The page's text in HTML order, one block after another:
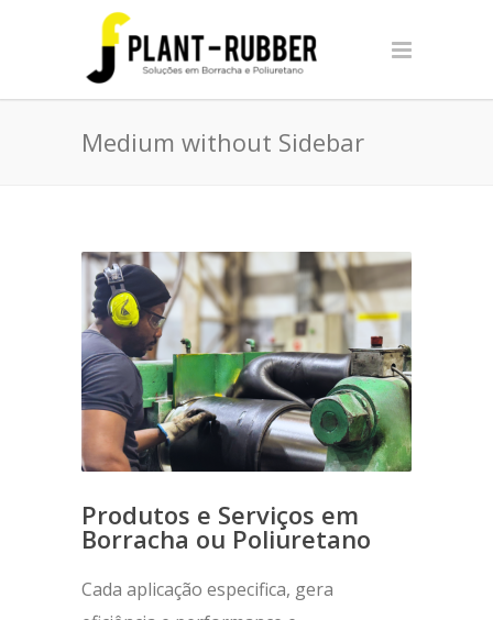
Medium without Sidebar
Produtos e Serviços em
Borracha ou Poliuretano
Cada aplicação especifica, gera